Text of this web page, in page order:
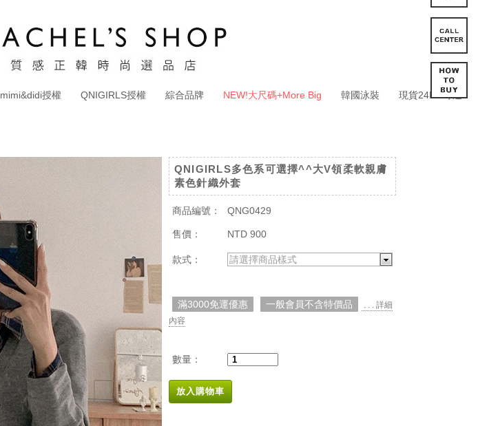
mimi&didi授權 QNIGIRLS授權 綜合品牌 NEW!大尺碼+More Big 韓國泳裝 現貨24HR寄送
QNIGIRLS多色系可選擇^^大V領柔軟親膚
素色針織外套
商品編號： QNG0429
售價： NTD 900
款式： 請選擇商品樣式
滿3000免運優惠 一般會員不含特價品
. . . 詳細
內容
數量：
放入購物車